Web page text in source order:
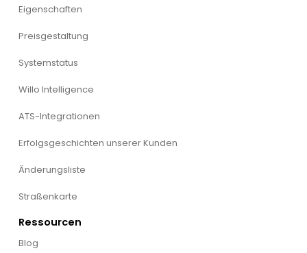
Eigenschaften
Preisgestaltung
Systemstatus
Willo Intelligence
ATS-Integrationen
Erfolgsgeschichten unserer Kunden
Änderungsliste
Straßenkarte
Ressourcen
Blog